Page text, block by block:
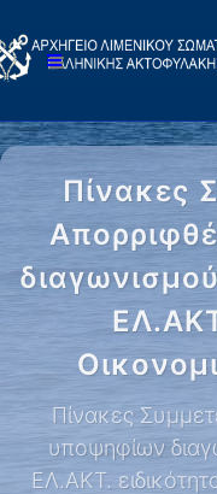
Πίνακες
Πίνακες
υποψηφίων
ΕΛ.ΑΚΤ.